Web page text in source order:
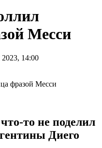
Месси
14:00
то не поделил
Диего